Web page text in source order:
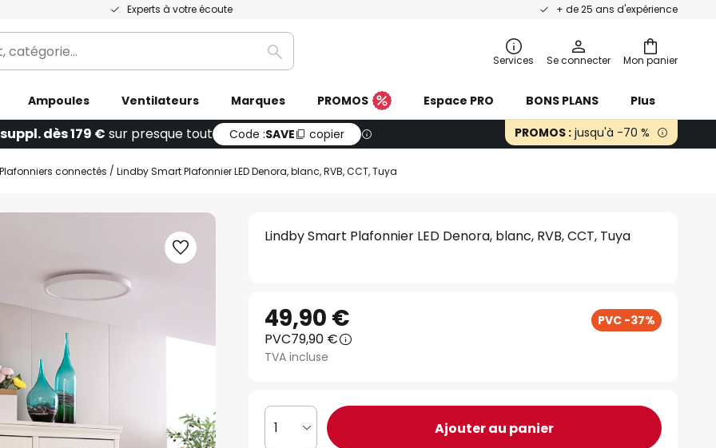
Experts à votre écoute + de 25 ans d'expérience
Mon panier
Rechercher Services Se connecter
Ampoules Ventilateurs Marques PROMOS Espace PRO BONS PLANS Plus
suppl. dès 179 € sur presque tout Code :SAVE copier PROMOS : jusqu'à -70 %
Plafonniers connectés Lindby Smart Plafonnier LED Denora, blanc, RVB, CCT, Tuya
Lindby Smart Plafonnier LED Denora, blanc, RVB, CCT, Tuya
49,90 € PVC -37%
PVC79,90 €
TVA incluse
1 Ajouter au panier